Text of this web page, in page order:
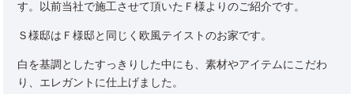
す。以前当社で施工させて頂いたＦ様よりのご紹介です。
Ｓ様邸はＦ様邸と同じく欧風テイストのお家です。
白を基調としたすっきりした中にも、素材やアイテムにこだわ
り、エレガントに仕上げました。